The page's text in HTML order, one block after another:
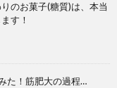
のお菓子(糖質)は、本当
す！
た！筋肥大の過程…